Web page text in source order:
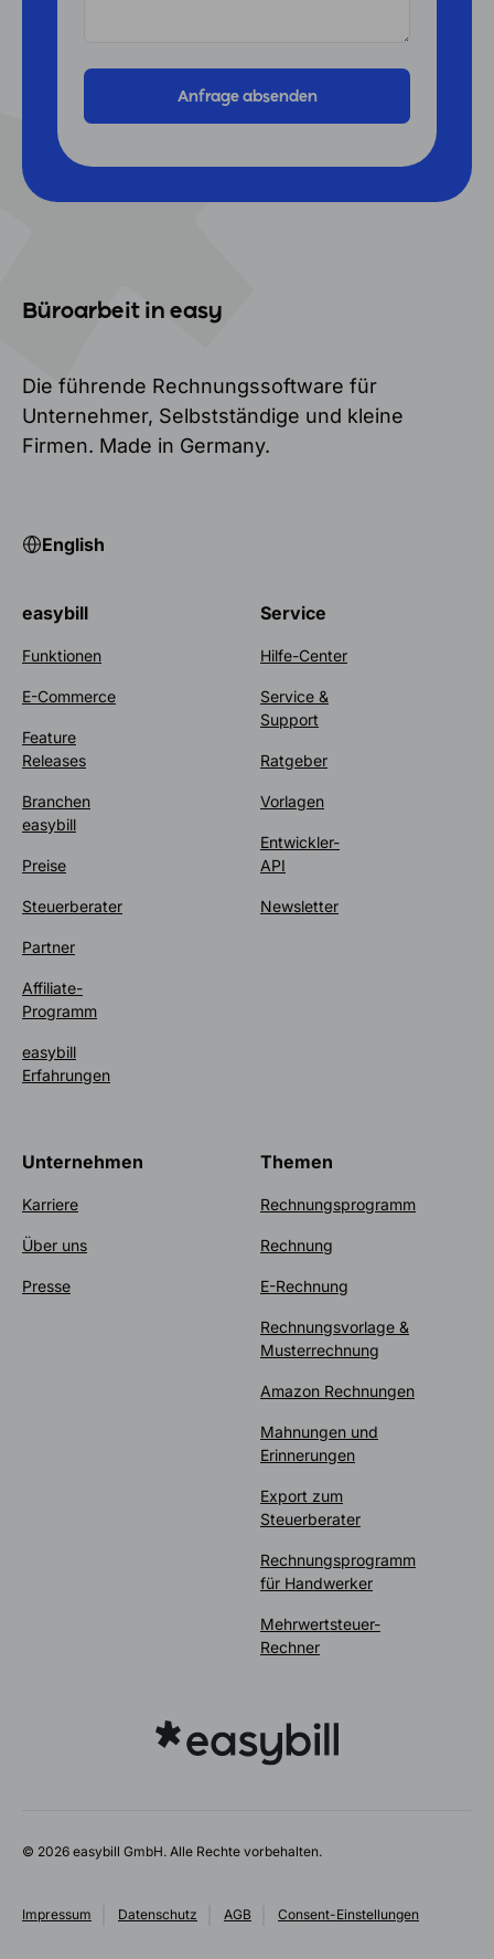
Büroarbeit in easy
Die führende Rechnungssoftware für
Unternehmer, Selbstständige und kleine
Firmen. Made in Germany.
English
easybill
Funktionen
E-Commerce
Feature
Releases
Branchen
easybill
Preise
Steuerberater
Partner
Affiliate-
Programm
easybill
Erfahrungen
Service
Hilfe-Center
Service &
Support
Ratgeber
Vorlagen
Entwickler-
API
Newsletter
Unternehmen
Karriere
Über uns
Presse
Themen
Rechnungsprogramm
Rechnung
E-Rechnung
Rechnungsvorlage &
Musterrechnung
Amazon Rechnungen
Mahnungen und
Erinnerungen
Export zum
Steuerberater
Rechnungsprogramm
für Handwerker
Mehrwertsteuer-
Rechner
© 2026 easybill GmbH. Alle Rechte vorbehalten.
Impressum Datenschutz AGB Consent-Einstellungen